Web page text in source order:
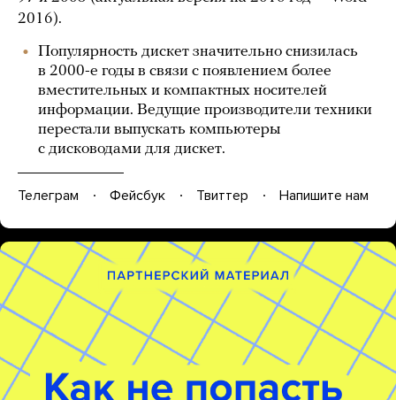
2016).
Популярность дискет значительно снизилась
в 2000-е годы в связи с появлением более
вместительных и компактных носителей
информации. Ведущие производители техники
перестали выпускать компьютеры
с дисководами для дискет.
Телеграм Фейсбук Твиттер Напишите нам